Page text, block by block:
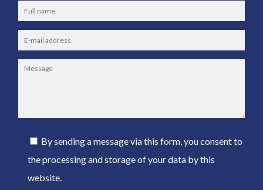
By sending a message via this form, you consent to
the processing and storage of your data by this
website.